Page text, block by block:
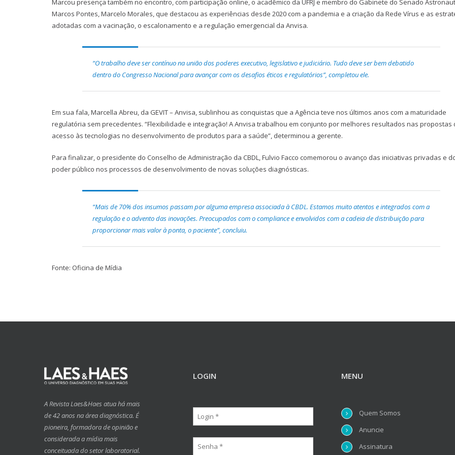
Marcou presença também no encontro, com participação online, o acadêmico da UFRJ e membro do Gabinete do Senado
Marcos Pontes, Marcelo Morales, que destacou as experiências desde 2020 com a pandemia e a criação da Rede Vírus e as
adotadas com a vacinação, o escalonamento e a regulação emergencial da Anvisa.
“O trabalho deve ser contínuo na união dos poderes executivo, legislativo e judiciário. Tudo deve ser bem debatido
dentro do Congresso Nacional para avançar com os desafios éticos e regulatórios”, completou ele.
Em sua fala, Marcella Abreu, da GEVIT – Anvisa, sublinhou as conquistas que a Agência teve nos últimos anos com a maturidade
regulatória sem precedentes. “Flexibilidade e integração! A Anvisa trabalhou em conjunto por melhores resultados nas propostas
acesso às tecnologias no desenvolvimento de produtos para a saúde”, determinou a gerente.
Para finalizar, o presidente do Conselho de Administração da CBDL, Fulvio Facco comemorou o avanço das iniciativas privadas e
poder público nos processos de desenvolvimento de novas soluções diagnósticas.
“Mais de 70% dos insumos passam por alguma empresa associada à CBDL. Estamos muito atentos e integrados com a
regulação e o advento das inovações. Preocupados com o compliance e envolvidos com a cadeia de distribuição para
proporcionar mais valor à ponta, o paciente”, concluiu.
Fonte: Oficina de Mídia
A Revista Laes&Haes atua há mais
de 42 anos na área diagnóstica. É
pioneira, formadora de opinião e
considerada a mídia mais
conceituada do setor laboratorial.
LOGIN MENU
Quem Somos
Anuncie
Assinatura